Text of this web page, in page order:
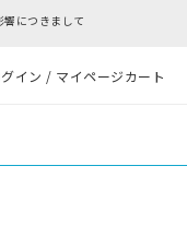
まして
イン / マイページカート